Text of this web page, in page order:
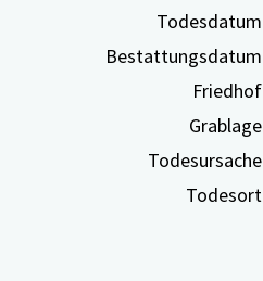
Todesdatum
Bestattungsdatum
Friedhof
Grablage
Todesursache
Todesort